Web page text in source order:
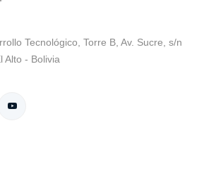
Tecnológico, Torre B, Av. Sucre, s/n
Alto - Bolivia